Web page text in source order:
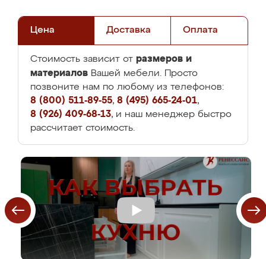
Цена Доставка Оплата
Стоимость зависит от размеров и
материалов Вашей мебели. Просто
позвоните нам по любому из телефонов:
8 (800) 511-89-55, 8 (495) 665-24-01,
8 (926) 409-68-13, и наш менеджер быстро
рассчитает стоимость.